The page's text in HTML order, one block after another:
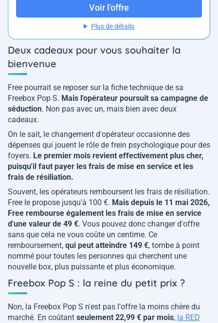
Voir l'offre
Plus de détails
Deux cadeaux pour vous souhaiter la
bienvenue
Free pourrait se reposer sur la fiche technique de sa
Freebox Pop S. Mais l'opérateur poursuit sa campagne de
séduction. Non pas avec un, mais bien avec deux
cadeaux.
On le sait, le changement d'opérateur occasionne des
dépenses qui jouent le rôle de frein psychologique pour des
foyers. Le premier mois revient effectivement plus cher,
puisqu'il faut payer les frais de mise en service et les
frais de résiliation.
Souvent, les opérateurs remboursent les frais de résiliation.
Free le propose jusqu'à 100 €. Mais depuis le 11 mai 2026,
Free rembourse également les frais de mise en service
d'une valeur de 49 €. Vous pouvez donc changer d'offre
sans que cela ne vous coûte un centime. Ce
remboursement, qui peut atteindre 149 €, tombe à point
nommé pour toutes les personnes qui cherchent une
nouvelle box, plus puissante et plus économique.
Freebox Pop S : la reine du petit prix ?
Non, la Freebox Pop S n'est pas l'offre la moins chère du
marché. En coûtant seulement 22,99 € par mois, la RED